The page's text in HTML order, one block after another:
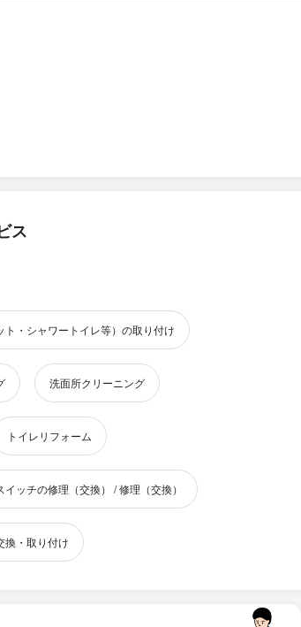
ス
・シャワートイレ等）の取り付け
洗面所クリーニング
トイレリフォーム
ッチの修理（交換） / 修理（交換）
換・取り付け